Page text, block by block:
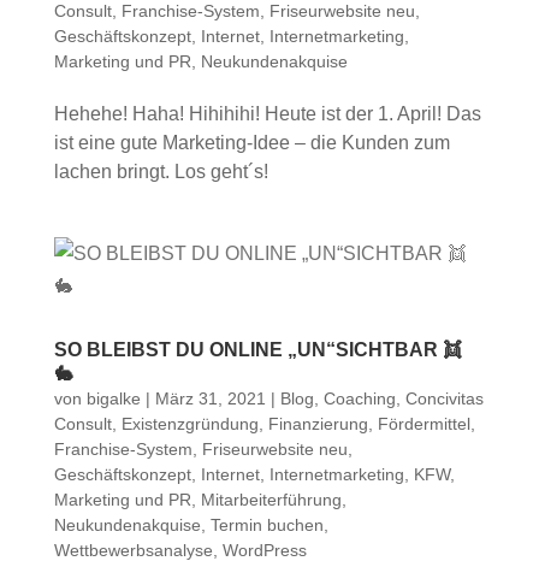
Consult, Franchise-System Friseurwebsite neu
Geschäftskonzept, Internet, Internetmarketing
Marketing und PR
Neukundenakquise
Hehehe! Haha! Hihihihi! Heute ist der 1. April! Das
ist eine gute Marketing-Idee – die Kunden zum
lachen bringt. Los geht´s!
SO BLEIBST DU ONLINE „UN“SICHTBAR 👯
🐇
von bigalke | März 31, 2021 | Blog Coaching Concivitas
Consult, Existenzgründung Finanzierung Fördermittel,
Franchise-System
Friseurwebsite neu
Geschäftskonzept, Internet, Internetmarketing KFW,
Marketing und PR
Mitarbeiterführung
Neukundenakquise Termin buchen
Wettbewerbsanalyse WordPress